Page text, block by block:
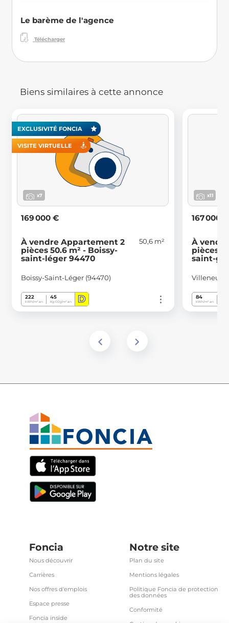
Le barème de l'agence
Télécharger
Biens similaires à cette annonce
EXCLUSIVITÉ FONCIA
VISITE VIRTUELLE
x7
169 000 €
À vendre Appartement 2
pièces 50.6 m² - Boissy-
saint-léger 94470
50,6 m²
Boissy-Saint-Léger (94470)
222
kWh/m².an
45
Kg CO2/m².an D
x11
167 000 €
À
pièces
saint-
84
kWh/m².an
Foncia
Nous découvrir
Carrières
Nos offres d'emplois
Espace presse
Foncia inside
Notre site
Plan du site
Mentions légales
Politique Foncia de protection
des données
Conformité